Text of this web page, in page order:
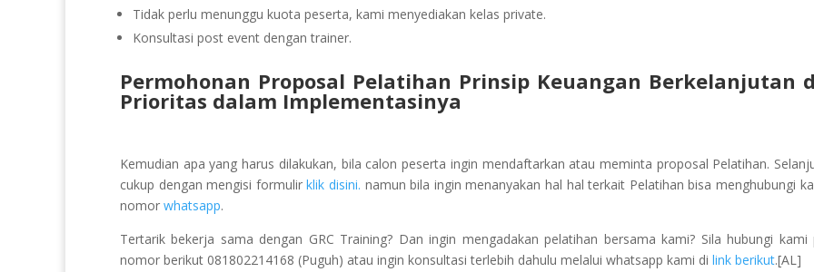
Tidak perlu menunggu kuota peserta, kami menyediakan kelas private.
Konsultasi post event dengan trainer.
Permohonan Proposal Pelatihan Prinsip Keuangan Berkelanjutan
Prioritas dalam Implementasinya
Kemudian apa yang harus dilakukan, bila calon peserta ingin mendaftarkan atau meminta proposal Pelatihan.
cukup dengan mengisi formulirklik disini. namun bila ingin menanyakan hal hal terkait Pelatihan bisa menghubungi
nomor whatsapp.
Tertarik bekerja sama dengan GRC Training? Dan ingin mengadakan pelatihan bersama kami? Sila hubungi kami
nomor berikut 081802214168 (Puguh) atau ingin konsultasi terlebih dahulu melalui whatsapp kami di link berikut.[AL]